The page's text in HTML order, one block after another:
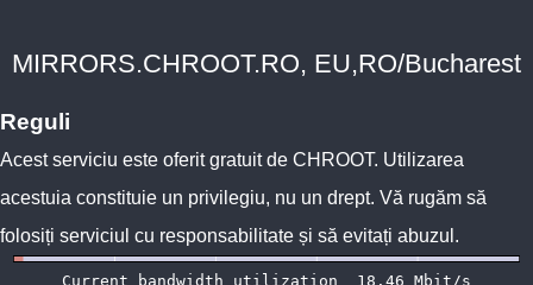
MIRRORS.CHROOT.RO, EU,RO/Bucharest
Reguli
Acest serviciu este oferit gratuit de CHROOT. Utilizarea
acestuia constituie un privilegiu, nu un drept. Vă rugăm să
folosiți serviciul cu responsabilitate și să evitați abuzul.